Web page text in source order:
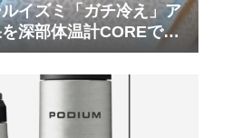
イズミ「ガチ冷え」ア
深部体温計COREで測